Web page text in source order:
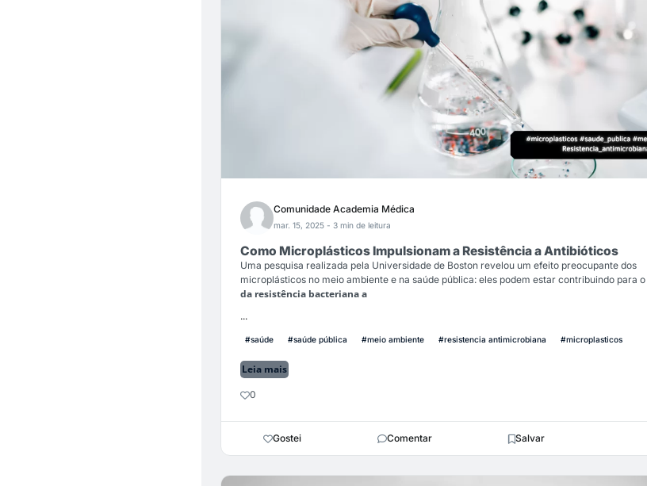
Comunidade Academia Médica
mar. 15, 2025 - 3 min de leitura
Como Microplásticos Impulsionam a Resistência a Antibióticos
Uma pesquisa realizada pela Universidade de Boston revelou um efeito preocupante dos
microplásticos no meio ambiente e na saúde pública: eles podem estar contribuindo para o
da resistência bacteriana a
...
#saúde #saúde pública #meio ambiente #resistencia antimicrobiana #microplasticos
Leia mais
0
Gostei Comentar Salvar